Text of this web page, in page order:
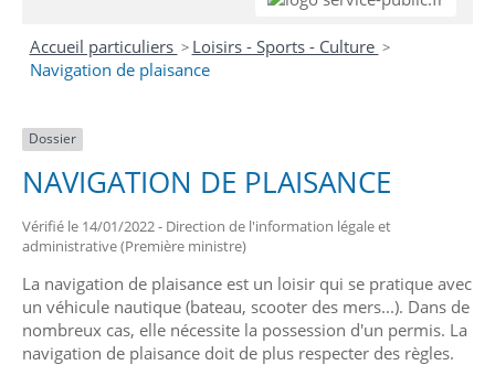
Accueil particuliers > Loisirs - Sports - Culture >
Navigation de plaisance
Dossier
NAVIGATION DE PLAISANCE
Vérifié le 14/01/2022 - Direction de l'information légale et
administrative (Première ministre)
La navigation de plaisance est un loisir qui se pratique avec
un véhicule nautique (bateau, scooter des mers...). Dans de
nombreux cas, elle nécessite la possession d'un permis. La
navigation de plaisance doit de plus respecter des règles.